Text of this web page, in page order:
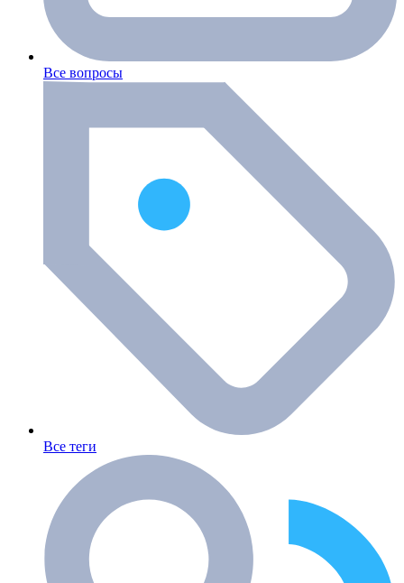
Все вопросы
Все теги